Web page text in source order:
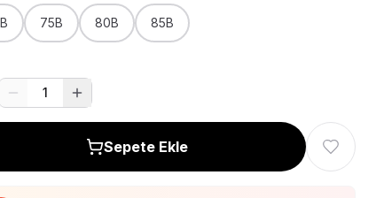
75B 80B 85B
1
Sepete Ekle